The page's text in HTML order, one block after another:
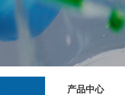
产品中心